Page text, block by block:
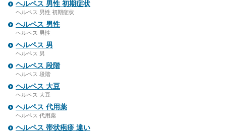
ヘルペス 男性 初期症状
ヘルペス 男性 初期症状
ヘルペス 男性
ヘルペス 男性
ヘルペス 男
ヘルペス 男
ヘルペス 段階
ヘルペス 段階
ヘルペス 大豆
ヘルペス 大豆
ヘルペス 代用薬
ヘルペス 代用薬
ヘルペス 帯状疱疹 違い